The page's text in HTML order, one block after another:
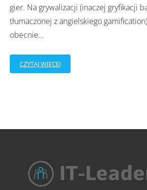
gier. Na grywalizacji (inaczej gryfikacji
tłumaczonej z angielskiego
obecnie…
CZYTAJ WIĘCEJ